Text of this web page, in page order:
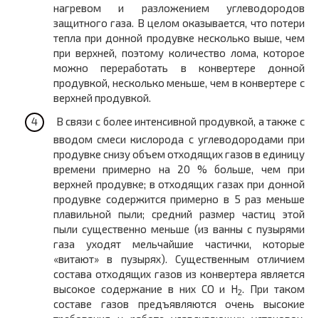
нагревом и разложением углеводородов
защитного газа. В целом оказывается, что потери
тепла при донной продувке несколько выше, чем
при верхней, поэтому количество лома, которое
можно переработать в конвертере донной
продувкой, несколько меньше, чем в конвертере с
верхней продувкой.
В связи с более интенсивной продувкой, а также с
вводом смеси кислорода с углеводородами при
продувке снизу объем отходящих газов в единицу
времени примерно на 20 % больше, чем при
верхней продувке; в отходящих газах при донной
продувке содержится примерно в 5 раз меньше
плавильной пыли; средний размер частиц этой
пыли существенно меньше (из ванны с пузырями
газа уходят мельчайшие частички, которые
«витают» в пузырях). Существенным отличием
состава отходящих газов из конвертера является
высокое содержание в них СО и Н2. При таком
составе газов предъявляются очень высокие